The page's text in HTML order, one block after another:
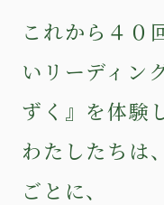
これから４０
いリーディン
ずく』を体験
わたしたちは
ごとに、